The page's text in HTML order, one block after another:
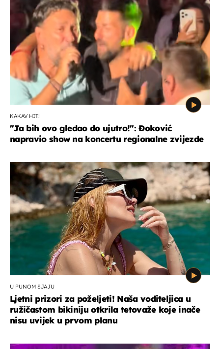
KAKAV HIT!
"Ja bih ovo gledao do ujutro!": Đoković
napravio show na koncertu regionalne zvijezde
U PUNOM SJAJU
Ljetni prizori za poželjeti! Naša voditeljica u
ružičastom bikiniju otkrila tetovaže koje inače
nisu uvijek u prvom planu